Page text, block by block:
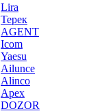
Lira
Терек
AGENT
Icom
Yaesu
Ailunce
Alinco
Apex
DOZOR